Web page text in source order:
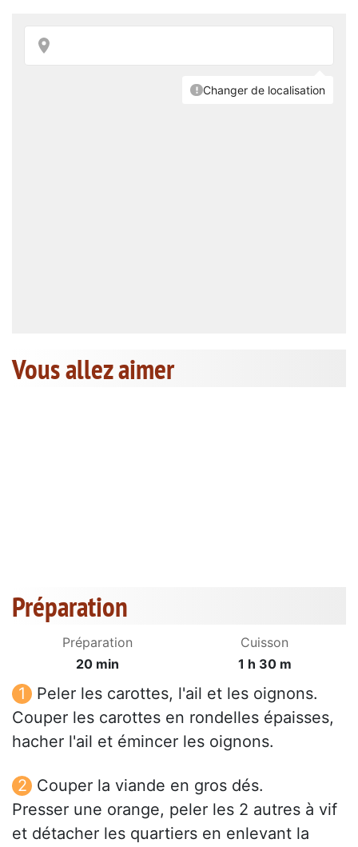
Vous allez aimer
Préparation
Préparation
20 min
Cuisson
1 h 30 m
Peler les carottes, l'ail et les oignons.
Couper les carottes en rondelles épaisses,
hacher l'ail et émincer les oignons.
Couper la viande en gros dés.
Presser une orange, peler les 2 autres à vif
et détacher les quartiers en enlevant la